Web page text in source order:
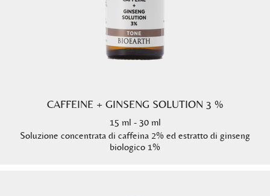
CAFFEINE + GINSENG SOLUTION 3 %
15 ml - 30 ml
Soluzione concentrata di caffeina 2% ed estratto di ginseng
biologico 1%